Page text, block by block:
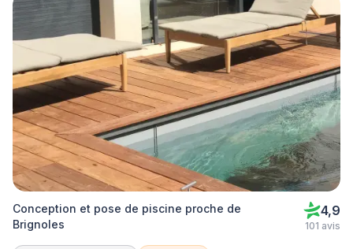
Conception et pose de piscine proche de
Brignoles
4,9
101 avis